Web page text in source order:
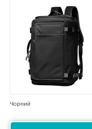
Чорний